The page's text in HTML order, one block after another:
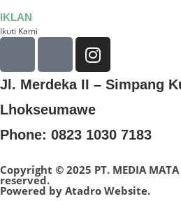
IKLAN
Ikuti Kami
Jl. Merdeka II – Simpang
Lhokseumawe
Phone: 0823 1030 7183
Copyright © 2025 PT. MEDIA
reserved.
Powered by Atadro Website.